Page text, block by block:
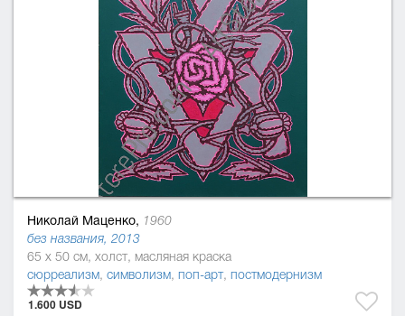
Николай Маценко, 1960
без названия, 2013
65 x 50 см, холст, масляная краска
сюрреализм, символизм, поп-арт, постмодернизм
1.600 USD